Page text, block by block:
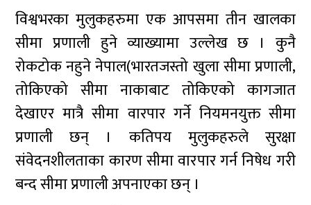
विश्वभरका मुलुकहरुमा एक आपसमा तीन खालका
सीमा प्रणाली हुने व्याख्यामा उल्लेख छ । कुनै
रोकटोक नहुने नेपाल(भारतजस्तो खुला सीमा प्रणाली,
तोकिएको सीमा नाकाबाट तोकिएको कागजात
देखाएर मात्रै सीमा वारपार गर्ने नियमनयुक्त सीमा
प्रणाली छन् । कतिपय मुलुकहरुले सुरक्षा
संवेदनशीलताका कारण सीमा वारपार गर्न निषेध गरी
बन्द सीमा प्रणाली अपनाएका छन् ।